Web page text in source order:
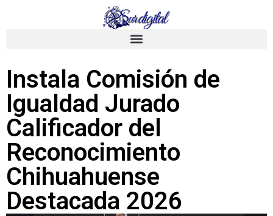
Instala Comisión de
Igualdad Jurado
Calificador del
Reconocimiento
Chihuahuense
Destacada 2026